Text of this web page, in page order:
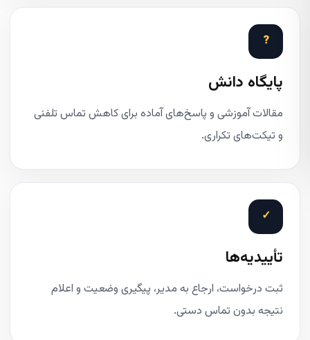
?
پایگاه دانش
مقالات آموزشی و پاسخ‌های آماده برای کاهش تماس تلفنی
و تیکت‌های تکراری.
✓
تأییدیه‌ها
ثبت درخواست، ارجاع به مدیر، پیگیری وضعیت و اعلام
نتیجه بدون تماس دستی.